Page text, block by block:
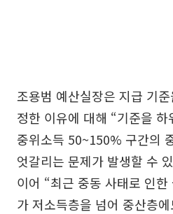
조용범 예산실장은 지급 기
정한 이유에 대해 “기준을
중위소득 50~150% 구간의
엇갈리는 문제가 발생할 수
이어 “최근 중동 사태로 인
가 저소득층을 넘어 중산층